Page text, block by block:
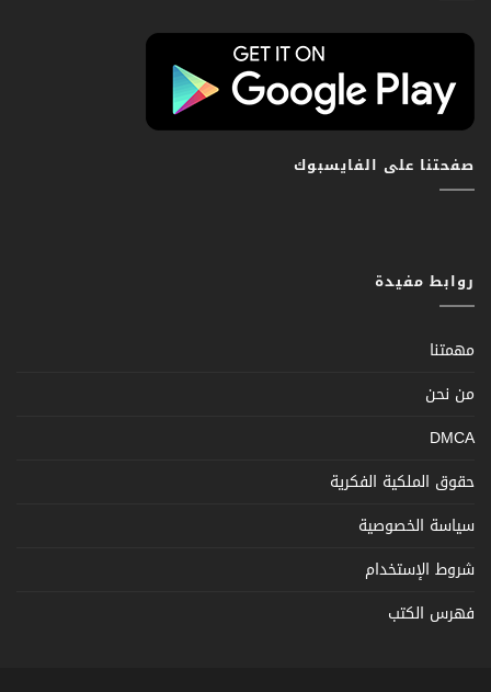
صفحتنا على الفايسبوك
روابط مفيدة
مهمتنا
من نحن
DMCA
حقوق الملكية الفكرية
سياسة الخصوصية
شروط الإستخدام
فهرس الكتب